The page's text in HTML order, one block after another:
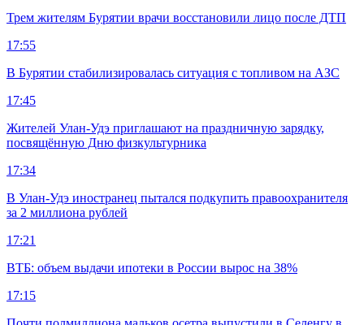
Трем жителям Бурятии врачи восстановили лицо после ДТП
17:55
В Бурятии стабилизировалась ситуация с топливом на АЗС
17:45
Жителей Улан-Удэ приглашают на праздничную зарядку,
посвящённую Дню физкультурника
17:34
В Улан-Удэ иностранец пытался подкупить правоохранителя
за 2 миллиона рублей
17:21
ВТБ: объем выдачи ипотеки в России вырос на 38%
17:15